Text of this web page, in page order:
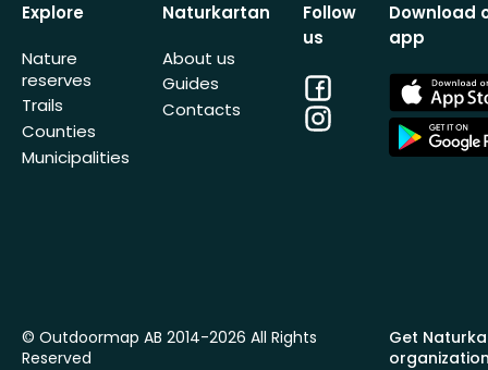
Explore
Nature
reserves
Trails
Counties
Municipalities
Naturkartan
About us
Guides
Contacts
Follow
us
Facebook
Instagram
Download
app
App
Store
App
Store
Get
© Outdoormap AB 2014-2026 All Rights
Reserved